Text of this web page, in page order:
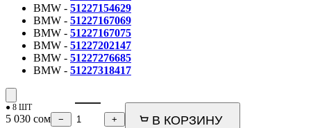
BMW - 51227154629
BMW - 51227167069
BMW - 51227167075
BMW - 51227202147
BMW - 51227276685
BMW - 51227318417
● 8 ШТ
5 030 сом − + В КОРЗИНУ